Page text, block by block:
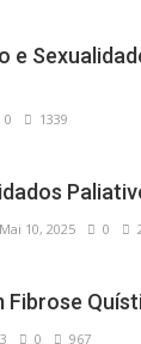
e
0 1339
Mai 10, 2025 0
Fibrose
0 967